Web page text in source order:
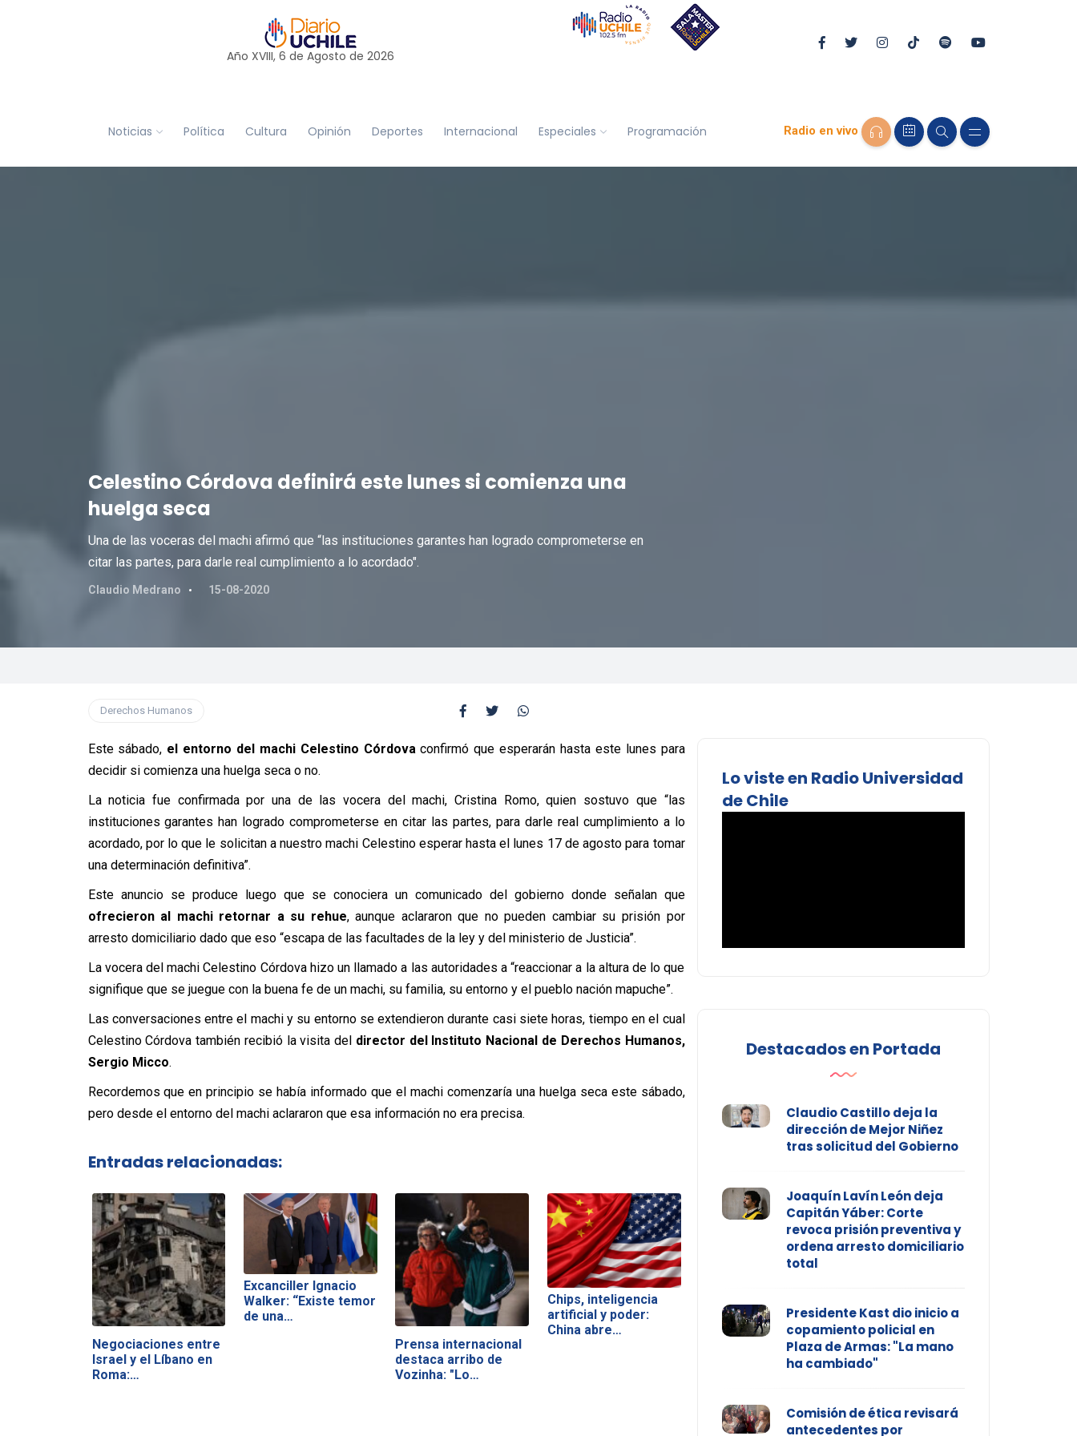
Año XVIII, 6 de Agosto de 2026
Noticias Política Cultura Opinión Deportes Internacional Especiales Programación Radio en vivo
Celestino Córdova definirá este lunes si comienza una
huelga seca
Una de las voceras del machi afirmó que “las instituciones garantes han logrado comprometerse en
citar las partes, para darle real cumplimiento a lo acordado".
Claudio Medrano 15-08-2020
Derechos Humanos
Este sábado, el entorno del machi Celestino Córdovaconfirmó que esperarán hasta este lunes para
decidir si comienza una huelga seca o no.
La noticia fue confirmada por una de las vocera del machi, Cristina Romo, quien sostuvo que “las
instituciones garantes han logrado comprometerse en citar las partes, para darle real cumplimiento a lo
acordado, por lo que le solicitan a nuestro machi Celestino esperar hasta el lunes 17 de agosto para tomar
una determinación definitiva”.
Este anuncio se produce luego que se conociera un comunicado del gobierno donde señalan que
ofrecieron al machi retornar a su rehue, aunque aclararon que no pueden cambiar su prisión por
arresto domiciliario dado que eso “escapa de las facultades de la ley y del ministerio de Justicia”.
La vocera del machi Celestino Córdova hizo un llamado a las autoridades a “reaccionar a la altura de lo que
signifique que se juegue con la buena fe de un machi, su familia, su entorno y el pueblo nación mapuche”.
Las conversaciones entre el machi y su entorno se extendieron durante casi siete horas, tiempo en el cual
Celestino Córdova también recibió la visita del director del Instituto Nacional de Derechos Humanos,
Sergio Micco.
Recordemos que en principio se había informado que el machi comenzaría una huelga seca este sábado,
pero desde el entorno del machi aclararon que esa información no era precisa.
Entradas relacionadas:
Negociaciones entre
Israel y el Líbano en
Roma:…
Excanciller Ignacio
Walker: “Existe temor
de una…
Prensa internacional
destaca arribo de
Vozinha: "Lo…
Chips, inteligencia
artificial y poder:
China abre…
Lo viste en Radio Universidad
de Chile
Destacados en Portada
Claudio Castillo deja la
dirección de Mejor Niñez
tras solicitud del Gobierno
Joaquín Lavín León deja
Capitán Yáber: Corte
revoca prisión preventiva y
ordena arresto domiciliario
total
Presidente Kast dio inicio a
copamiento policial en
Plaza de Armas: "La mano
ha cambiado"
Comisión de ética revisará
antecedentes por